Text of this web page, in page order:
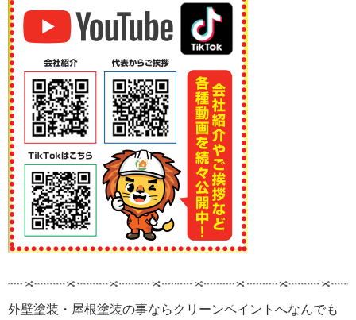
外壁塗装・屋根塗装の事ならクリーンペイントへなんでも